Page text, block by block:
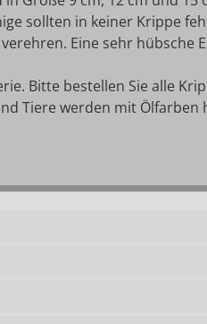
sollten in keiner Krippe
Eine sehr hübsche
Bitte bestellen Sie alle
Tiere werden mit